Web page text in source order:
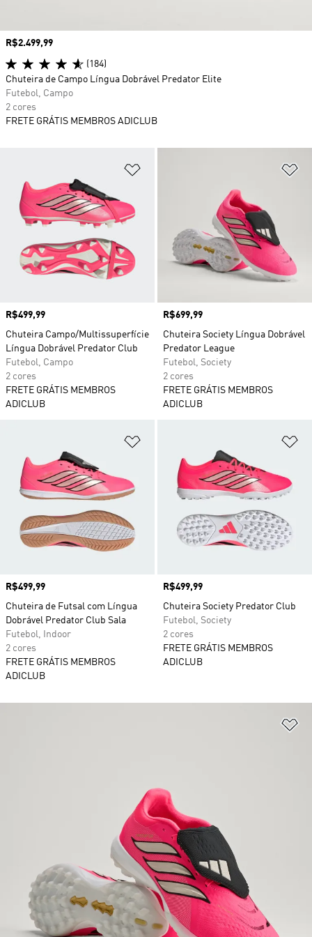
Adicionar à Lista de Desejos
Preço
R$499,99
Chuteira Campo/Multissuperfície
Língua Dobrável Predator Club
Futebol, Campo
2 cores
FRETE GRÁTIS MEMBROS
ADICLUB
Preço
R$699,99
Chuteira Society Língua Dobrável
Predator League
Futebol, Society
2 cores
FRETE GRÁTIS MEMBROS
ADICLUB
Preço
R$499,99
Chuteira de Futsal com Língua
Dobrável Predator Club Sala
Futebol, Indoor
2 cores
FRETE GRÁTIS MEMBROS
ADICLUB
Preço
R$499,99
Chuteira Society Predator Club
Futebol, Society
2 cores
FRETE GRÁTIS MEMBROS
ADICLUB
Preço
R$2.499,99
(184)
Chuteira de Campo Língua Dobrável Predator Elite
Futebol, Campo
2 cores
FRETE GRÁTIS MEMBROS ADICLUB